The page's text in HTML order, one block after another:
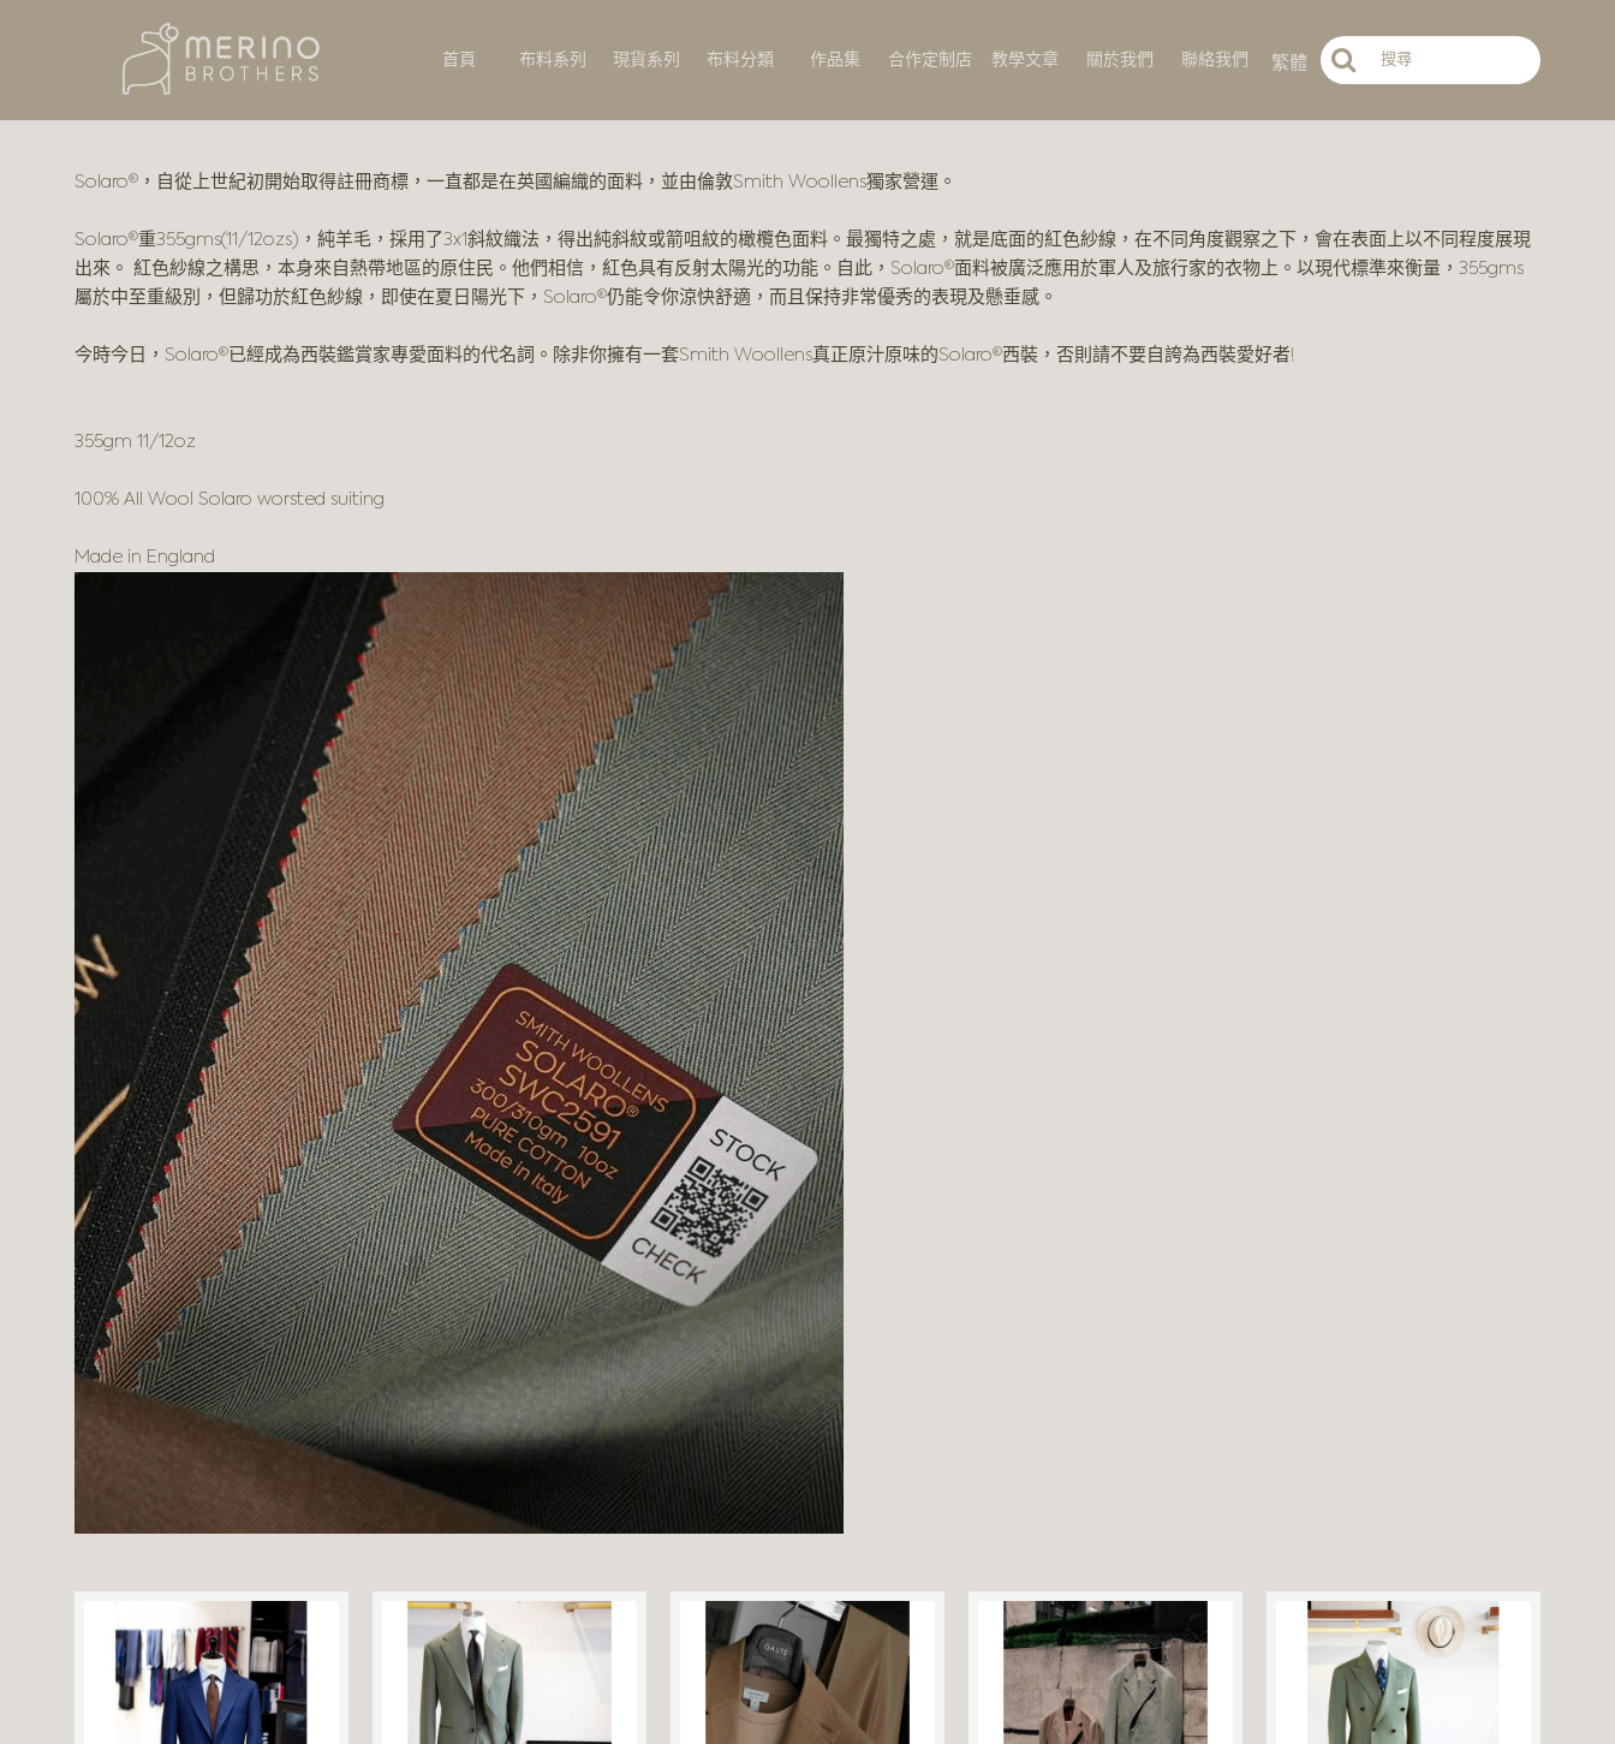
繁體
首頁 布料系列 現貨系列 布料分類 作品集 合作定制店 教學文章 關於我們 聯絡我們
Solaro®，自從上世紀初開始取得註冊商標，一直都是在英國編織的面料，並由倫敦Smith Woollens獨家營運。
Solaro®重355gms(11/12ozs)，純羊毛，採用了3x1斜紋織法，得出純斜紋或箭咀紋的橄欖色面料。最獨特之處，就是底面的紅色紗線，在不同角度觀察之下，會在表面上以不同程度展現
出來。 紅色紗線之構思，本身來自熱帶地區的原住民。他們相信，紅色具有反射太陽光的功能。自此，Solaro®面料被廣泛應用於軍人及旅行家的衣物上。以現代標準來衡量，355gms
屬於中至重級別，但歸功於紅色紗線，即使在夏日陽光下，Solaro®仍能令你涼快舒適，而且保持非常優秀的表現及懸垂感。
今時今日，Solaro®已經成為西裝鑑賞家專愛面料的代名詞。除非你擁有一套Smith Woollens真正原汁原味的Solaro®西裝，否則請不要自誇為西裝愛好者!
355gm 11/12oz
100% All Wool Solaro worsted suiting
Made in England